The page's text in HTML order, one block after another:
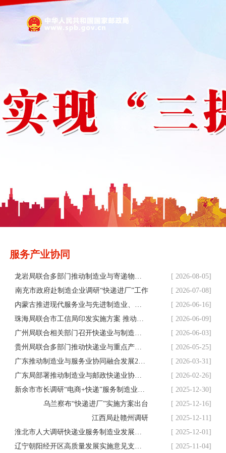
服务产业协同
龙岩局联合多部门推动制造业与寄递物流业深度融合
[ 2026-08-05]
南充市政府赴制造企业调研“快递进厂”工作
[ 2026-07-08]
内蒙古推进现代服务业与先进制造业、现代农牧业融合发展
[ 2026-06-16]
珠海局联合市工信局印发实施方案 推动快递业与制造业协同发展
[ 2026-06-09]
广州局联合相关部门召开快递业与制造业深度融合发展座谈会
[ 2026-06-03]
贵州局联合多部门推动快递业与重点产业深度融合
[ 2026-05-25]
广东推动制造业与服务业协同融合发展2026年行动方案印发
[ 2026-03-31]
广东局部署推动制造业与邮政快递业协同发展重点任务
[ 2026-02-26]
新余市市长调研“电商+快递”服务制造业情况
[ 2025-12-30]
乌兰察布“快递进厂”实施方案出台
[ 2025-12-16]
江西局赴赣州调研
[ 2025-12-11]
淮北市人大调研快递业服务制造业发展情况
[ 2025-12-01]
辽宁朝阳经开区高质量发展实施意见支持快递业与制造业融合发展
[ 2025-11-04]